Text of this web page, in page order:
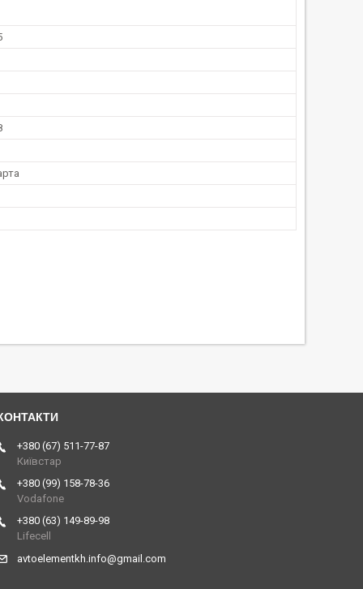
+380 (67) 511-77-87
Київстар
+380 (99) 158-78-36
Vodafone
+380 (63) 149-89-98
Lifecell
avtoelementkh.info@gmail.com